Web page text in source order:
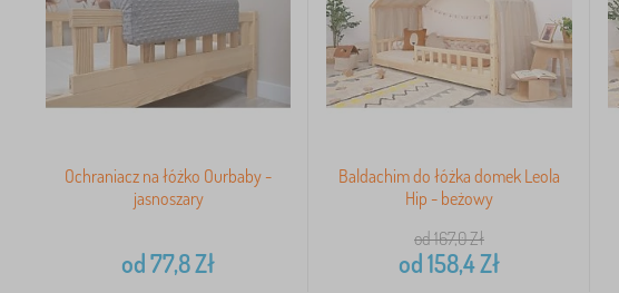
Ochraniacz na łóżko Ourbaby -
jasnoszary
od77,8Zł
Baldachim do łóżka domek Leola
Hip - beżowy
od 167,0Zł
od158,4Zł